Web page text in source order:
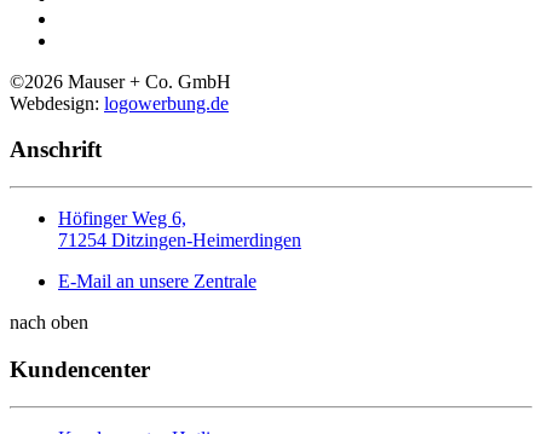
©2026 Mauser + Co. GmbH
Webdesign: logowerbung.de
Anschrift
Höfinger Weg 6,
71254 Ditzingen-Heimerdingen
E-Mail an unsere Zentrale
nach oben
Kundencenter